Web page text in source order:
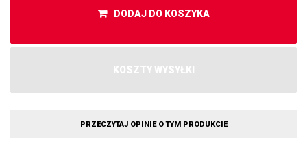
DODAJ DO KOSZYKA
KOSZTY WYSYŁKI
PRZECZYTAJ OPINIE O TYM PRODUKCIE